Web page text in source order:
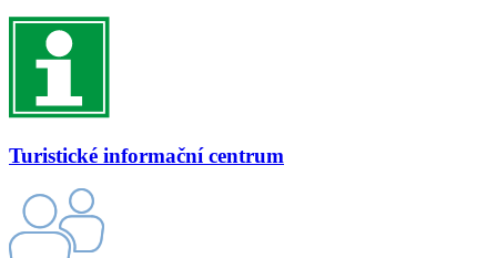
Turistické informační centrum